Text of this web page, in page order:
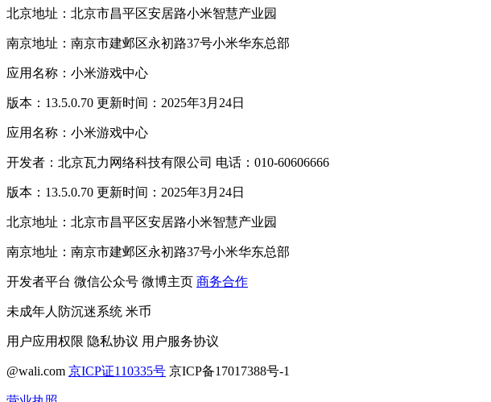
北京地址：北京市昌平区安居路小米智慧产业园
南京地址：南京市建邺区永初路37号小米华东总部
应用名称：小米游戏中心
版本：13.5.0.70 更新时间：2025年3月24日
应用名称：小米游戏中心
开发者：北京瓦力网络科技有限公司 电话：010-60606666
版本：13.5.0.70 更新时间：2025年3月24日
北京地址：北京市昌平区安居路小米智慧产业园
南京地址：南京市建邺区永初路37号小米华东总部
开发者平台 微信公众号 微博主页 商务合作
未成年人防沉迷系统 米币
用户应用权限 隐私协议 用户服务协议
@wali.com 京ICP证110335号 京ICP备17017388号-1